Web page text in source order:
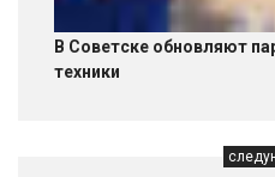
В Советске обновляют
техники